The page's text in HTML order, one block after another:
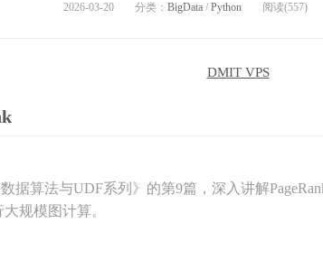
2026-03-20 分类： BigData/ Python 阅读(557)
据算法与UDF系列》的第9篇，深入讲解
规模图计算。